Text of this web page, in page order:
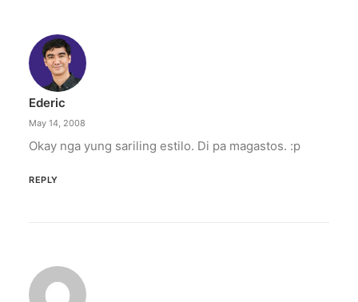
Ederic
May 14, 2008
Okay nga yung sariling estilo. Di pa magastos. :p
REPLY